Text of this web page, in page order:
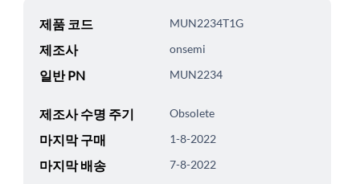
제품 코드 MUN2234T1G
제조사 onsemi
일반 PN MUN2234
제조사 수명 주기 Obsolete
마지막 구매 1-8-2022
마지막 배송 7-8-2022